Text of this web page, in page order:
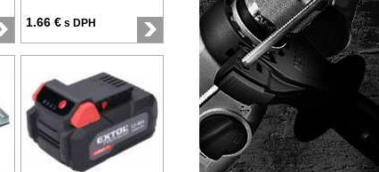
1.66 € s DPH